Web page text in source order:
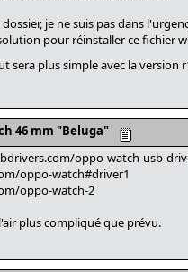
je ne suis pas dans
pour réinstaller ce fichier
sera plus simple avec la
46 mm "Beluga"
oppo-watch-usb-
oppo-watch#driver1
oppo-watch-2
plus compliqué que prévu.